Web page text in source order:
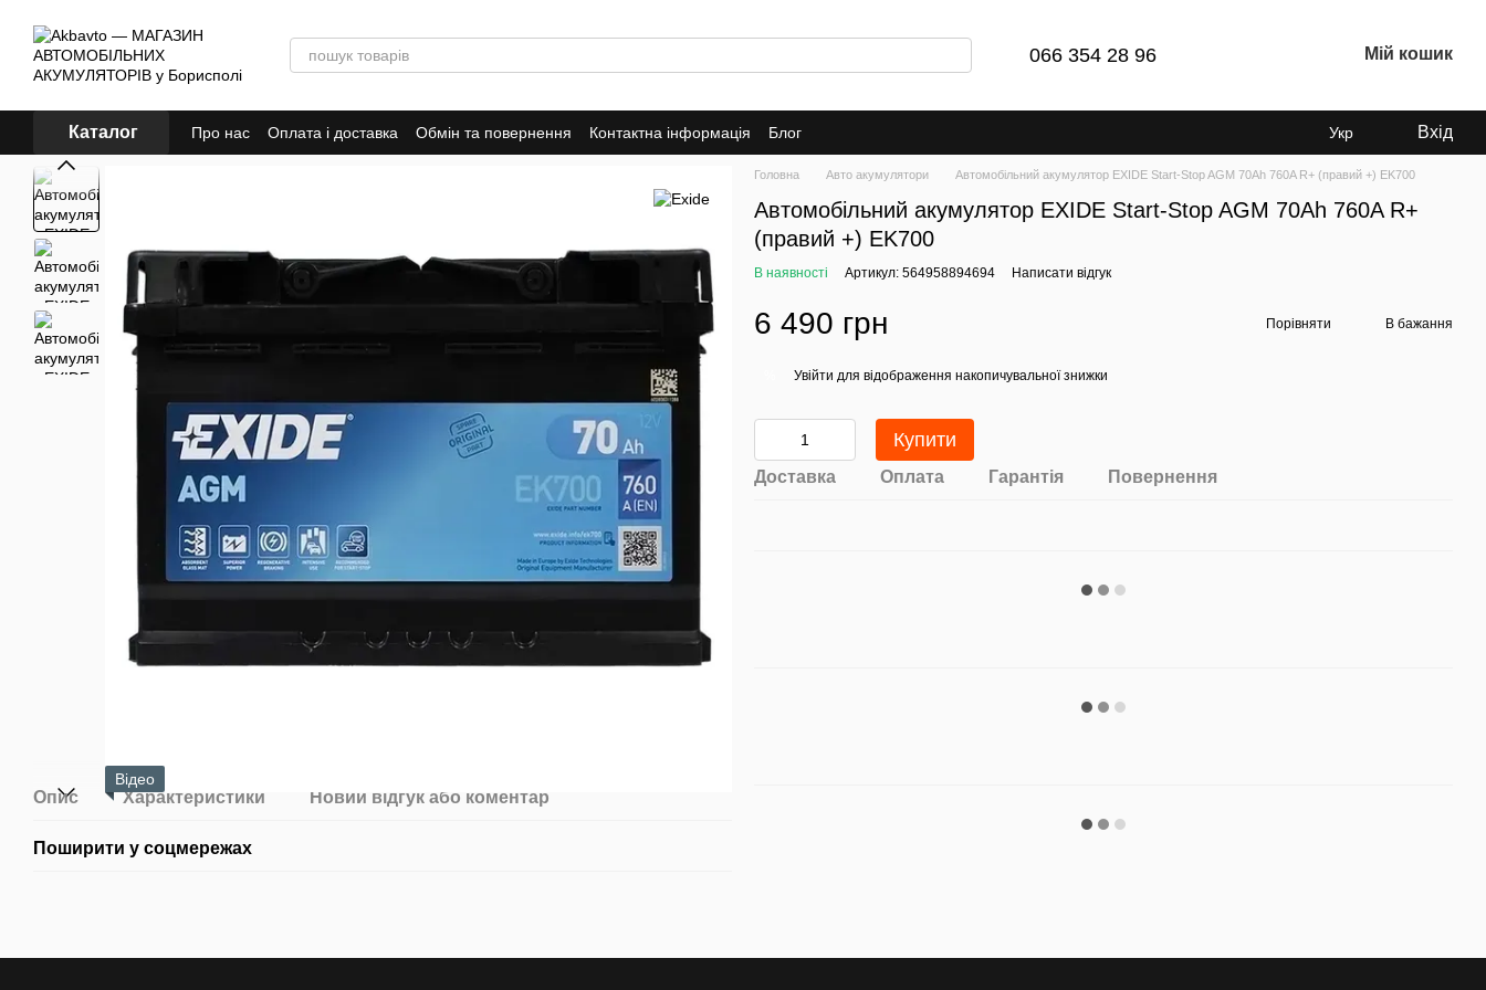
066 354 28 96 Мій кошик
Каталог Про нас Оплата і доставка Обмін та повернення Контактна інформація Блог Укр Вхід
Відео
Опис Характеристики Новий відгук або коментар
Поширити у соцмережах
Головна Авто акумулятори Автомобільний акумулятор EXIDE Start-Stop AGM 70Аh 760A R+ (правий +) EK700
Автомобільний акумулятор EXIDE Start-Stop AGM 70Аh 760A R+
(правий +) EK700
В наявності Артикул: 564958894694 Написати відгук
6 490 грн Порівняти В бажання
Увійти для відображення накопичувальної знижки
Купити
Доставка Оплата Гарантія Повернення